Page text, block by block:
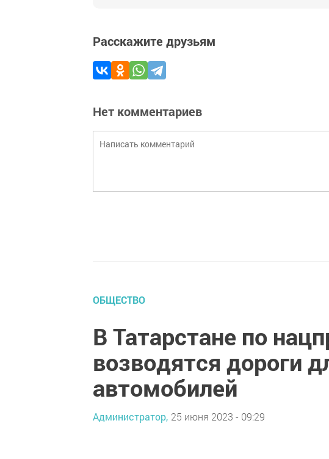
Расскажите друзьям
Нет комментариев
ОБЩЕСТВО
В Татарстане по
возводятся дороги
автомобилей
Администратор, 25 июня 2023 - 09:29